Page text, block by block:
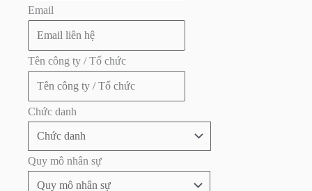
Email
Tên công ty / Tổ chức
Chức danh
Quy mô nhân sự